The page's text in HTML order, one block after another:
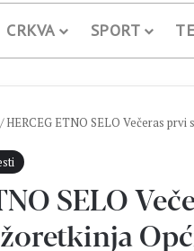
CRKVA SPORT
/ HERCEG ETNO SELO Večeras
SELO